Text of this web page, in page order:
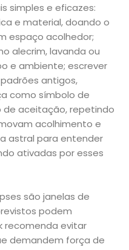
simples e eficazes:
e material, doando o
espaço acolhedor;
alecrim, lavanda ou
e ambiente; escrever
antigos,
como símbolo de
aceitação, repetindo
acolhimento e
astral para entender
ativadas por esses
são janelas de
podem
recomenda evitar
demandem força de